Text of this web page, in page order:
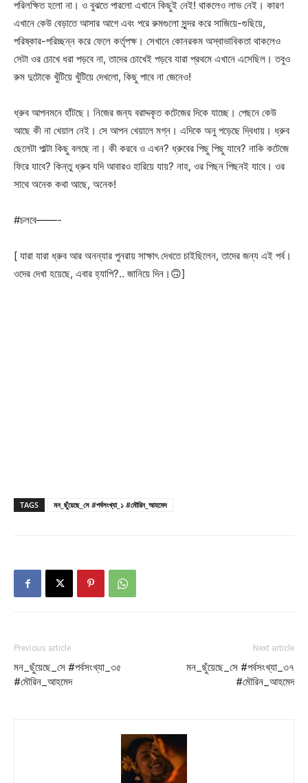
পরিলক্ষিত হলো না। ও বুঝতে পারলো এখানে কিছুই নেই! থাকলেও লাভ নেই। কারণ
এখানে কেউ বেড়াতে আসার আগে এবং পরে রুমগুলো সুন্দর করে সাজিয়ে-গুছিয়ে,
পরিষ্কার-পরিচ্ছন্ন করে ফেলে কর্তৃপক্ষ। সেখানে কোনরকম অস্বাভাবিকতা থাকলেও
সেটা ওর চোখে ধরা পড়বে না, তাদের চোখেই পড়বে যারা প্রথমে এখানে এসেছিল। তবুও
রুম দুটোকে খুঁটিয়ে খুঁটিয়ে দেখলো, কিছু পাবে না জেনেও!
ধ্রুব আপনমনে হাঁটছে। নিজের জন্য বরাদ্দকৃত কটেজের দিকে যাচ্ছে। পেছনে কেউ
আছে কী না খেয়াল নেই। সে আপন খেয়ালে মগ্ন। এদিকে অনু পড়েছে দ্বিধায়। ধ্রুব
ছেলেটা পাল্টা কিছু বলছে না। কী করবে ও এখন? ধ্রুবের পিছু পিছু যাবে? নাকি কটেজে
ফিরে যাবে? কিন্তু ধ্রুব যদি আবারও হারিয়ে যায়? নাহ, ওর পিছন পিছনই যাবে। ওর
সাথে অনেক কথা আছে, অনেক!
#চলবে——-
[ যারা যারা ধ্রুব আর অনন্যার পুনরায় সাক্ষাৎ দেখতে চাইছিলেন, তাদের জন্য এই পর্ব।
ওদের দেখা হয়েছে, এবার হ্যাপি?.. জানিয়ে দিন।🙃]
TAGS মন_ছুঁয়েছে_সে #পর্বসংখ্যা_১ #মৌরিন_আহমেদ
Previous article
মন_ছুঁয়েছে_সে #পর্বসংখ্যা_৩৫
#মৌরিন_আহমেদ
Next article
মন_ছুঁয়েছে_সে #পর্বসংখ্যা_৩৭
#মৌরিন_আহমেদ